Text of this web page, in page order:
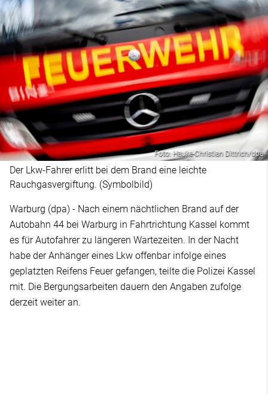
Foto: Hauke-Christian Dittrich/dpa
Der Lkw-Fahrer erlitt bei dem Brand eine leichte
Rauchgasvergiftung. (Symbolbild)
Warburg (dpa) - Nach einem nächtlichen Brand auf der
Autobahn 44 bei Warburg in Fahrtrichtung Kassel kommt
es für Autofahrer zu längeren Wartezeiten. In der Nacht
habe der Anhänger eines Lkw offenbar infolge eines
geplatzten Reifens Feuer gefangen, teilte die Polizei Kassel
mit. Die Bergungsarbeiten dauern den Angaben zufolge
derzeit weiter an.